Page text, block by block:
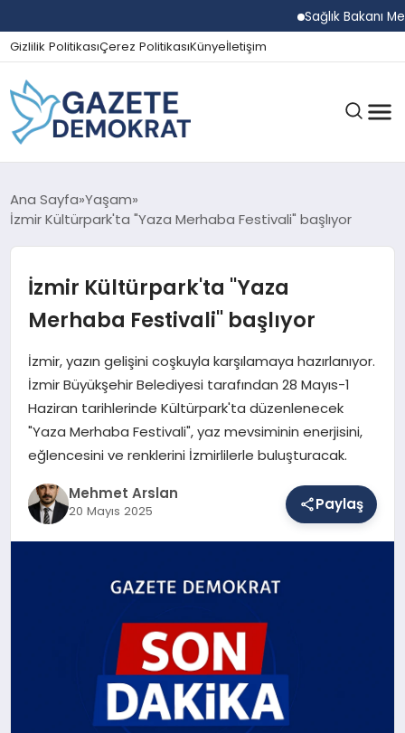
Sağlık Bakanı
Gizlilik PolitikasıÇerez PolitikasıKünyeİletişim
GÜNDEM
SPOR
MAGAZIN
SAĞLIK
Ana Sayfa Yaşam
İzmir Kültürpark'ta "Yaza Merhaba Festivali" başlıyor
İzmir Kültürpark'ta "Yaza
Merhaba Festivali" başlıyor
İzmir, yazın gelişini coşkuyla karşılamaya hazırlanıyor.
İzmir Büyükşehir Belediyesi tarafından 28 Mayıs-1
Haziran tarihlerinde Kültürpark'ta düzenlenecek
"Yaza Merhaba Festivali", yaz mevsiminin enerjisini,
eğlencesini ve renklerini İzmirlilerle buluşturacak.
Mehmet Arslan
20 Mayıs 2025 Paylaş